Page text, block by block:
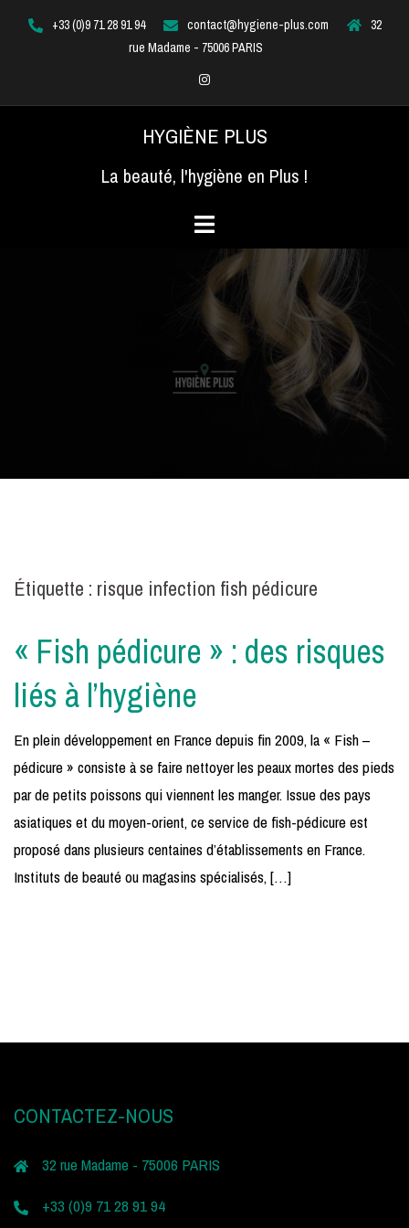
+33 (0)9 71 28 91 94 contact@hygiene-plus.com
32
rue Madame - 75006 PARIS
Instagram
HYGIÈNE PLUS
La beauté, l'hygiène en Plus !
Étiquette : risque infection fish pédicure
« Fish pédicure » : des risques
liés à l’hygiène
En plein développement en France depuis fin 2009, la « Fish –
pédicure » consiste à se faire nettoyer les peaux mortes des pieds
par de petits poissons qui viennent les manger. Issue des pays
asiatiques et du moyen-orient, ce service de fish-pédicure est
proposé dans plusieurs centaines d’établissements en France.
Instituts de beauté ou magasins spécialisés, […]
CONTACTEZ-NOUS
32 rue Madame - 75006 PARIS
+33 (0)9 71 28 91 94